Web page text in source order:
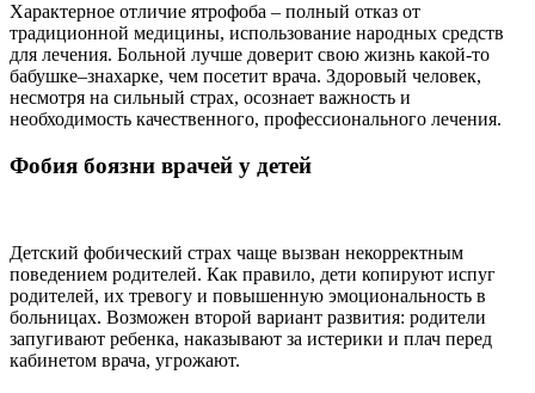
Характерное отличие ятрофоба – полный отказ от
традиционной медицины, использование народных средств
для лечения. Больной лучше доверит свою жизнь какой-то
бабушке–знахарке, чем посетит врача. Здоровый человек,
несмотря на сильный страх, осознает важность и
необходимость качественного, профессионального лечения.
Фобия боязни врачей у детей
Детский фобический страх чаще вызван некорректным
поведением родителей. Как правило, дети копируют испуг
родителей, их тревогу и повышенную эмоциональность в
больницах. Возможен второй вариант развития: родители
запугивают ребенка, наказывают за истерики и плач перед
кабинетом врача, угрожают.